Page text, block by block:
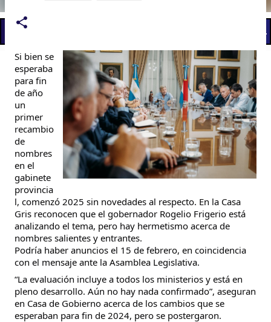
📢 LO ÚLTIMO
Si bien se
esperaba
para fin
de año
un
primer
recambio
de
nombres
en el
gabinete
provincia
l, comenzó 2025 sin novedades al respecto. En la Casa
Gris reconocen que el gobernador Rogelio Frigerio está
analizando el tema, pero hay hermetismo acerca de
nombres salientes y entrantes.
Podría haber anuncios el 15 de febrero, en coincidencia
con el mensaje ante la Asamblea Legislativa.
“La evaluación incluye a todos los ministerios y está en
pleno desarrollo. Aún no hay nada confirmado”, aseguran
en Casa de Gobierno acerca de los cambios que se
esperaban para fin de 2024, pero se postergaron.